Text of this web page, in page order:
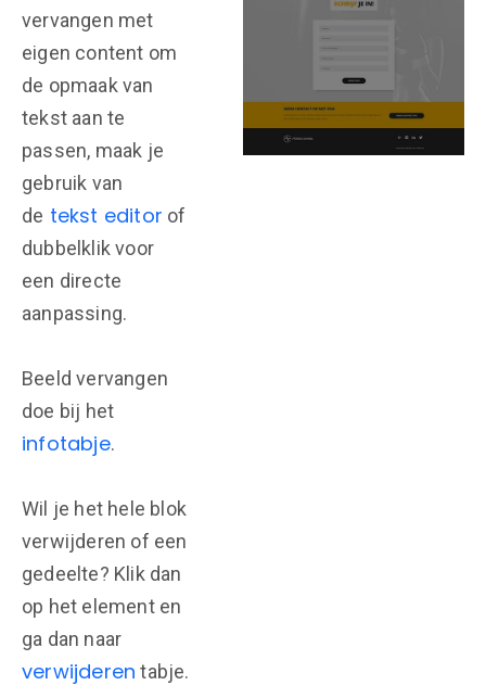
vervangen met
eigen content om
de opmaak van
tekst aan te
passen, maak je
gebruik van
de tekst editor of
dubbelklik voor
een directe
aanpassing.
Beeld vervangen
doe bij het
infotabje.
Wil je het hele blok
verwijderen of een
gedeelte? Klik dan
op het element en
ga dan naar
verwijderen tabje.